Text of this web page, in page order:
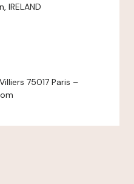
IRELAND
75017 Paris –